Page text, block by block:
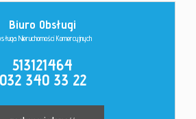
Biuro Obsługi
Nieruchomości Komercyjnych
513121464
032 340 33 22